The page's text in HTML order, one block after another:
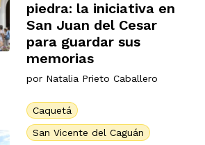
piedra: la iniciativa en
San Juan del Cesar
para guardar sus
memorias
por Natalia Prieto Caballero
Caquetá
San Vicente del Caguán